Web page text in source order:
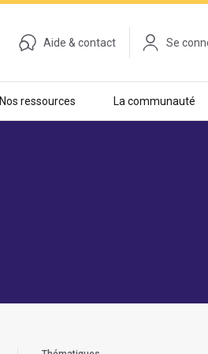
Aide & contact Se
Nos ressources La communauté